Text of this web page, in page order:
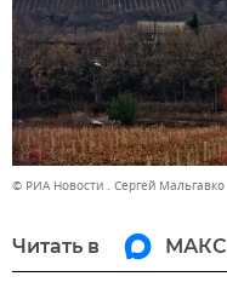
© РИА Новости . Сергей Мальгавко
Читать в МАКС